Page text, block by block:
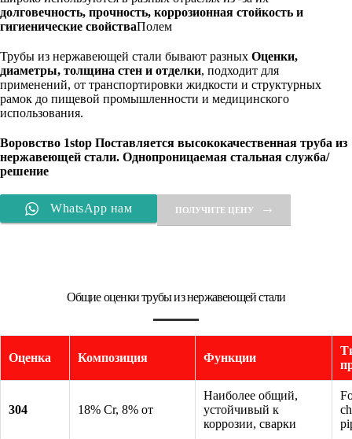
долговечность, прочность, коррозионная стойкость и
гигиенические свойстваПолем
Трубы из нержавеющей стали бывают разных Оценки,
диаметры, толщина стен и отделки, подходит для
применений, от транспортировки жидкости и структурных
рамок до пищевой промышленности и медицинского
использования.
Воровство 1stop Поставляется высококачественная труба из
нержавеющей стали. Однопроницаемая стальная служба/
решение
WhatsApp нам ПОЛУЧИТЕ ЦЕНУ
Общие оценки трубы из нержавеющей стали
Оценка Композиция Функции
304 18% Cr, 8% от
Наиболее общий,
устойчивый к
коррозии, сварки